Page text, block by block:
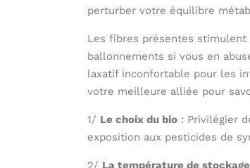
perturber votre équilibre
Les fibres présentes
ballonnements si vous en
laxatif inconfortable pour les
votre meilleure alliée pour
1/ Le choix du bio : Privilégier
exposition aux pesticides de
2/ La température de stockage